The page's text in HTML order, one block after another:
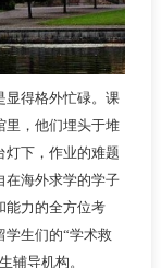
得格外忙碌。课
里，他们埋头于堆
灯下，作业的难题
在海外求学的学子
能力的全方位考
学生们的“学术救
辅导机构。